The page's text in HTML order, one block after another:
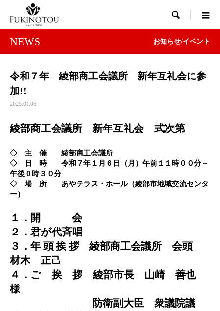

NEWS お知らせ/イベント
令和７年 綾部商工会議所 新年互礼会に参
加!!
2025.01.06
綾部商工会議所 新年互礼会 式次第
◇ 主 催 綾部商工会議所
◇ 日 時 令和７年１月６日（月）午前１１時００分～
午後０時３０分
◇ 場 所 あやテラス・ホール（綾部市地域交流センタ
ー）
１．開 会
２．君が代斉唱
３．年 頭 挨 拶 綾部商工会議所 会頭
材木 正己
４．ご 挨 拶 綾部市長 山崎 善也
様
防衛副大臣 衆議院議